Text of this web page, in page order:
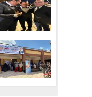
النائبان